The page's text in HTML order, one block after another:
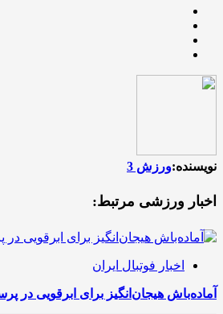
نویسنده:ورزش 3
اخبار ورزشی مرتبط:
اخبار فوتبال ایران
آماده‌باش هیجان‌انگیز برای ابرقویی در